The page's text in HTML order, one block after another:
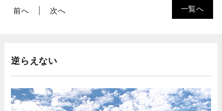
一覧へ
前へ 次へ
逆らえない